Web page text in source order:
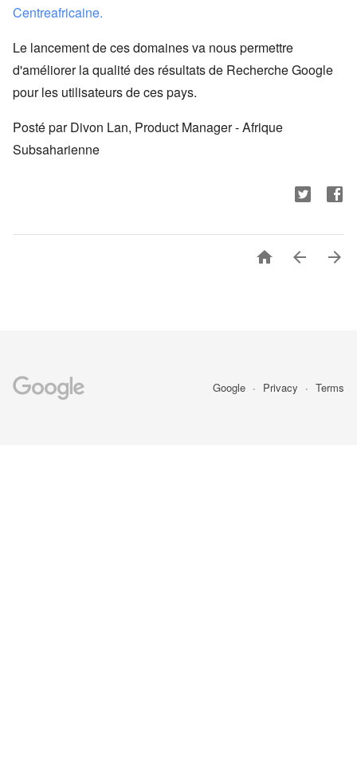
Centreafricaine.
Le lancement de ces domaines va nous permettre
d'améliorer la qualité des résultats de Recherche Google
pour les utilisateurs de ces pays.
Posté par Divon Lan, Product Manager - Afrique
Subsaharienne
  
Google Privacy Terms